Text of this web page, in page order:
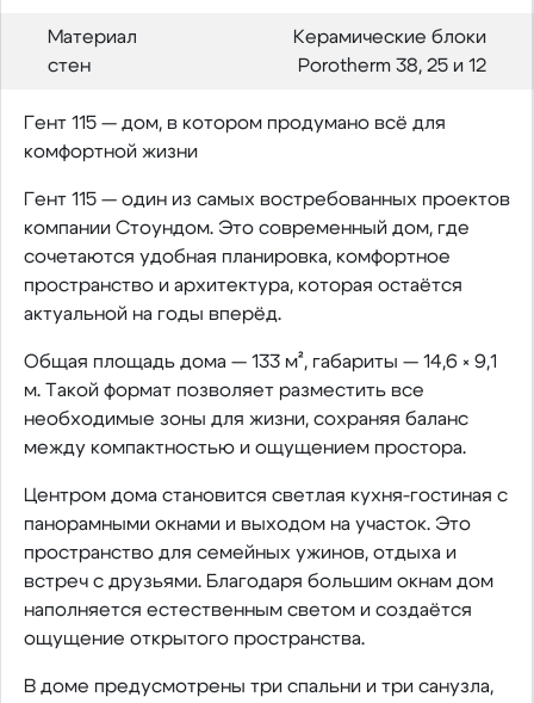
Материал
стен
Керамические блоки
Porotherm 38, 25 и 12
Гент 115 — дом, в котором продумано всё для
комфортной жизни
Гент 115 — один из самых востребованных проектов
компании Стоундом. Это современный дом, где
сочетаются удобная планировка, комфортное
пространство и архитектура, которая остаётся
актуальной на годы вперёд.
Общая площадь дома — 133 м², габариты — 14,6 × 9,1
м. Такой формат позволяет разместить все
необходимые зоны для жизни, сохраняя баланс
между компактностью и ощущением простора.
Центром дома становится светлая кухня-гостиная с
панорамными окнами и выходом на участок. Это
пространство для семейных ужинов, отдыха и
встреч с друзьями. Благодаря большим окнам дом
наполняется естественным светом и создаётся
ощущение открытого пространства.
В доме предусмотрены три спальни и три санузла,